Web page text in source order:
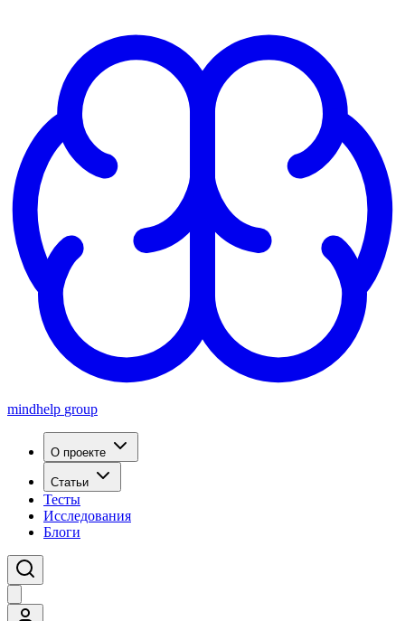
mindhelp group
О проекте
Статьи
Тесты
Исследования
Блоги